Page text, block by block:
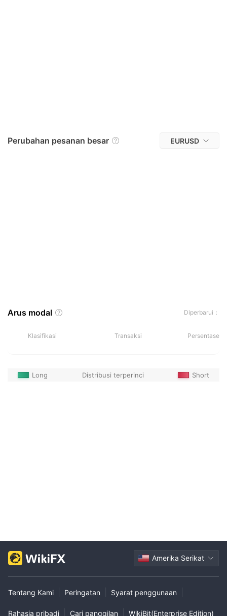
Perubahan pesanan besar EURUSD
Arus modal Diperbarui：
Klasifikasi Transaksi Persentase
Long Distribusi terperinci Short
Amerika Serikat
Tentang Kami Peringatan Syarat penggunaan
Rahasia pribadi Cari panggilan WikiBit(Enterprise Edition)